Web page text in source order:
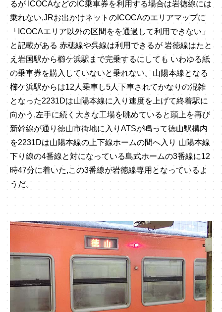
るが ICOCAなどのIC乗車券を利用する場合は岩徳線には
乗れない,JRお出かけネットのICOCAのエリアマップに
「ICOCAエリア以外の区間をを通過して利用できない」
と記載がある 赤穂線や呉線は利用できるが 岩徳線はたと
え岩国駅から櫛ケ浜駅まで完乗するにしても いわゆる紙
の乗車券を購入していないと乗れない。山陽本線となる
櫛ケ浜駅からは12人乗車し5人下車されてかなりの混雑
となった2231Dは山陽本線に入り速度を上げて終着駅に
向かう,左手に続く大きな工場を眺めていると頭上を再び
新幹線が通り徳山市街地に入りATSが鳴って徳山駅構内
を2231Dは山陽本線の上下線ホームの間へ入り 山陽本線
下り線の4番線と対になっている島式ホームの3番線に12
時47分に着いた,この3番線が岩徳線専用となっているよ
うだ。